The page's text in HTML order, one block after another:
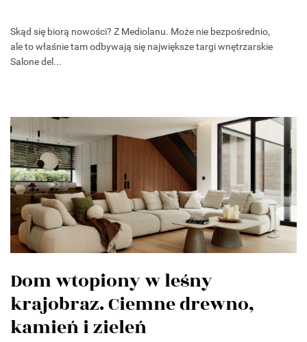
Skąd się biorą nowości? Z Mediolanu. Może nie bezpośrednio,
ale to właśnie tam odbywają się największe targi wnętrzarskie
Salone del...
Dom wtopiony w leśny
krajobraz. Ciemne drewno,
kamień i zieleń